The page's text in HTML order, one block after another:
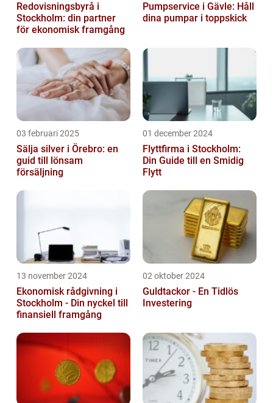
Redovisningsbyrå i
Stockholm: din partner
för ekonomisk framgång
Pumpservice i Gävle: Håll
dina pumpar i toppskick
03 februari 2025
Sälja silver i Örebro: en
guid till lönsam
försäljning
01 december 2024
Flyttfirma i Stockholm:
Din Guide till en Smidig
Flytt
13 november 2024
Ekonomisk rådgivning i
Stockholm - Din nyckel till
finansiell framgång
02 oktober 2024
Guldtackor - En Tidlös
Investering